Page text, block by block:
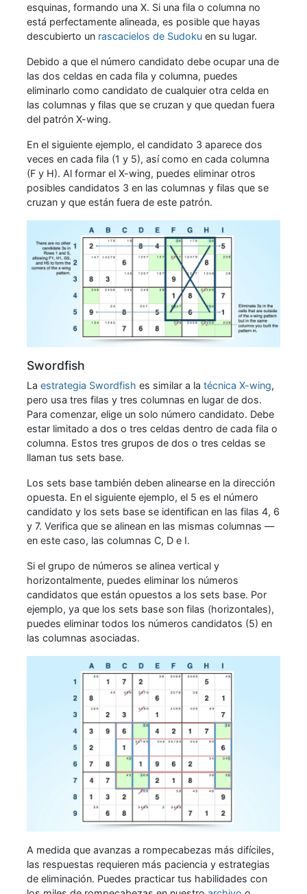
esquinas, formando una X. Si una fila o columna no
está perfectamente alineada, es posible que hayas
descubierto un rascacielos de Sudoku en su lugar.
Debido a que el número candidato debe ocupar una de
las dos celdas en cada fila y columna, puedes
eliminarlo como candidato de cualquier otra celda en
las columnas y filas que se cruzan y que quedan fuera
del patrón X-wing.
En el siguiente ejemplo, el candidato 3 aparece dos
veces en cada fila (1 y 5), así como en cada columna
(F y H). Al formar el X-wing, puedes eliminar otros
posibles candidatos 3 en las columnas y filas que se
cruzan y que están fuera de este patrón.
Swordfish
La estrategia Swordfish es similar a la técnica X-wing,
pero usa tres filas y tres columnas en lugar de dos.
Para comenzar, elige un solo número candidato. Debe
estar limitado a dos o tres celdas dentro de cada fila o
columna. Estos tres grupos de dos o tres celdas se
llaman tus sets base.
Los sets base también deben alinearse en la dirección
opuesta. En el siguiente ejemplo, el 5 es el número
candidato y los sets base se identifican en las filas 4, 6
y 7. Verifica que se alinean en las mismas columnas —
en este caso, las columnas C, D e I.
Si el grupo de números se alinea vertical y
horizontalmente, puedes eliminar los números
candidatos que están opuestos a los sets base. Por
ejemplo, ya que los sets base son filas (horizontales),
puedes eliminar todos los números candidatos (5) en
las columnas asociadas.
A medida que avanzas a rompecabezas más difíciles,
las respuestas requieren más paciencia y estrategias
de eliminación. Puedes practicar tus habilidades con